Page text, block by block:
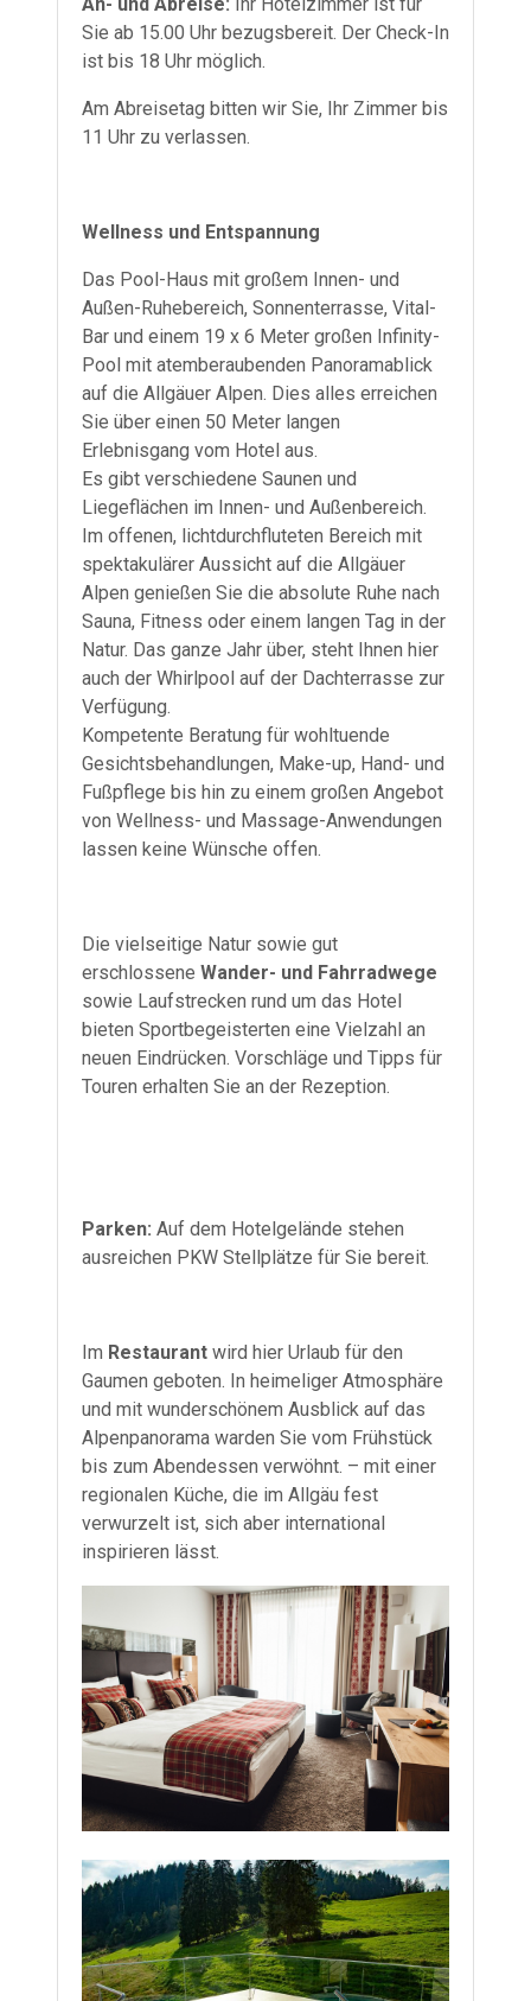
Sie ab 15.00 Uhr bezugsbereit. Der Check-In
ist bis 18 Uhr möglich.
Am Abreisetag bitten wir Sie, Ihr Zimmer bis
11 Uhr zu verlassen.
Wellness und Entspannung
Das Pool-Haus mit großem Innen- und
Außen-Ruhebereich, Sonnenterrasse, Vital-
Bar und einem 19 x 6 Meter großen Infinity-
Pool mit atemberaubenden Panoramablick
auf die Allgäuer Alpen. Dies alles erreichen
Sie über einen 50 Meter langen
Erlebnisgang vom Hotel aus.
Es gibt verschiedene Saunen und
Liegeflächen im Innen- und Außenbereich.
Im offenen, lichtdurchfluteten Bereich mit
spektakulärer Aussicht auf die Allgäuer
Alpen genießen Sie die absolute Ruhe nach
Sauna, Fitness oder einem langen Tag in der
Natur. Das ganze Jahr über, steht Ihnen hier
auch der Whirlpool auf der Dachterrasse zur
Verfügung.
Kompetente Beratung für wohltuende
Gesichtsbehandlungen, Make-up, Hand- und
Fußpflege bis hin zu einem großen Angebot
von Wellness- und Massage-Anwendungen
lassen keine Wünsche offen.
Die vielseitige Natur sowie gut
erschlossene Wander- und Fahrradwege
sowie Laufstrecken rund um das Hotel
bieten Sportbegeisterten eine Vielzahl an
neuen Eindrücken. Vorschläge und Tipps für
Touren erhalten Sie an der Rezeption.
Parken: Auf dem Hotelgelände stehen
ausreichen PKW Stellplätze für Sie bereit.
Im Restaurant wird hier Urlaub für den
Gaumen geboten. In heimeliger Atmosphäre
und mit wunderschönem Ausblick auf das
Alpenpanorama warden Sie vom Frühstück
bis zum Abendessen verwöhnt. – mit einer
regionalen Küche, die im Allgäu fest
verwurzelt ist, sich aber international
inspirieren lässt.